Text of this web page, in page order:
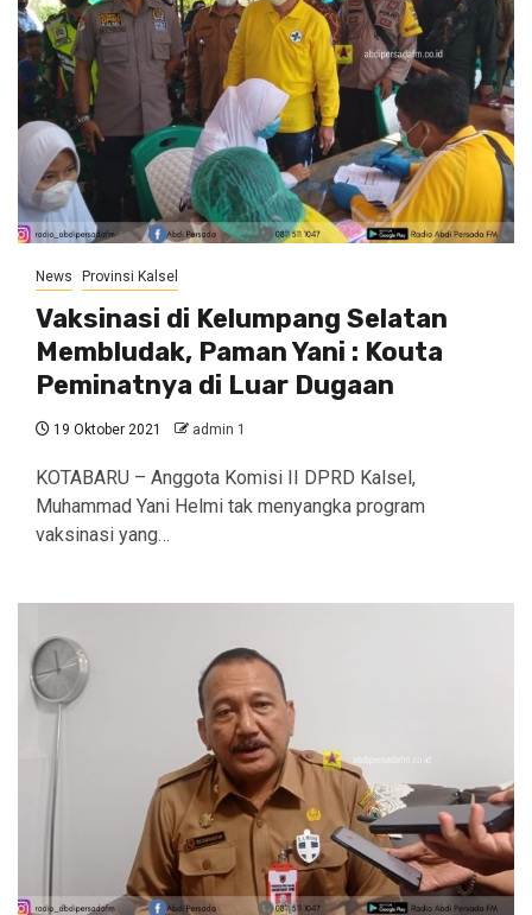
News Provinsi Kalsel
Vaksinasi di Kelumpang Selatan
Membludak, Paman Yani : Kouta
Peminatnya di Luar Dugaan
19 Oktober 2021 admin 1
KOTABARU – Anggota Komisi II DPRD Kalsel,
Muhammad Yani Helmi tak menyangka program
vaksinasi yang…